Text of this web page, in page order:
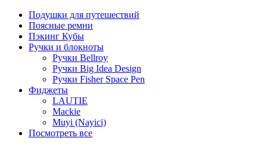
Подушки для путешествий
Поясные ремни
Пэкинг Кубы
Ручки и блокноты
Ручки Bellroy
Ручки Big Idea Design
Ручки Fisher Space Pen
Фиджеты
LAUTIE
Mackie
Muyi (Nayici)
Посмотреть все